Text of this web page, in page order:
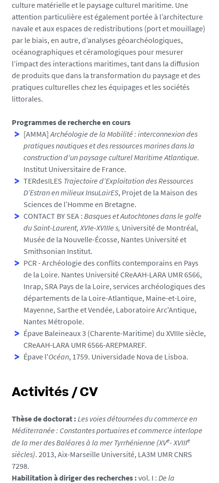
culture matérielle et le paysage culturel maritime. Une
attention particulière est également portée à l’architecture
navale et aux espaces de redistributions (port et mouillage)
par le biais, en autre, d’analyses géoarchéologiques,
océanographiques et céramologiques pour mesurer
l’impact des interactions maritimes, tant dans la diffusion
de produits que dans la transformation du paysage et des
pratiques culturelles chez les équipages et les sociétés
littorales.
Programmes de recherche en cours
[AMMA]Archéologie de la Mobilité : interconnexion des
pratiques nautiques et des ressources marines dans la
construction d'un paysage culturel Maritime Atlantique.
Institut Universitaire de France.
TERdesILES Trajectoire d’Exploitation des Ressources
D’Estran en milieux InsuLairES, Projet de la Maison des
Sciences de l’Homme en Bretagne.
CONTACT BY SEA : Basques et Autochtones dans le golfe
du Saint-Laurent, XVIe-XVIIIe s, Université de Montréal,
Musée de la Nouvelle-Écosse, Nantes Université et
Smithsonian Institut.
PCR - Archéologie des conflits contemporains en Pays
de la Loire. Nantes Université CReAAH-LARA UMR 6566,
Inrap, SRA Pays de la Loire, services archéologiques des
départements de la Loire-Atlantique, Maine-et-Loire,
Mayenne, Sarthe et Vendée, Laboratoire Arc'Antique,
Nantes Métropole.
Épave Baleineaux 3 (Charente-Maritime) du XVIIIe siècle,
CReAAH-LARA UMR 6566-AREPMAREF.
Épave l'Océan, 1759. Universidade Nova de Lisboa.
Activités / CV
Thèse de doctorat : Les voies détournées du commerce en
Méditerranée : Constantes portuaires et commerce interlope
de la mer des Baléares à la mer Tyrrhénienne (XVe- XVIIIe
siècles). 2013, Aix-Marseille Université, LA3M UMR CNRS
7298.
Habilitation à diriger des recherches : vol. I : De la